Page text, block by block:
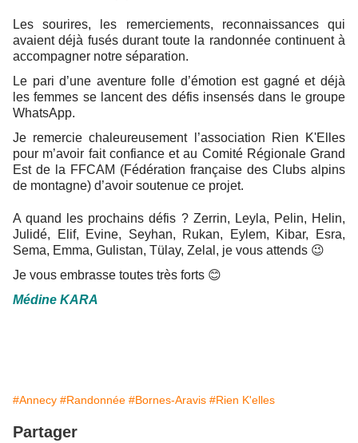
Les sourires, les remerciements, reconnaissances qui
avaient déjà fusés durant toute la randonnée continuent à
accompagner notre séparation.
Le pari d’une aventure folle d’émotion est gagné et déjà
les femmes se lancent des défis insensés dans le groupe
WhatsApp.
Je remercie chaleureusement l’association
Rien K'Elles
pour m’avoir fait confiance et au Comité Régionale Grand
Est de la FFCAM (Fédération française des Clubs alpins
de montagne) d’avoir soutenue ce projet.
A quand les prochains défis ? Zerrin, Leyla, Pelin, Helin,
Julidé, Elif, Evine, Seyhan, Rukan, Eylem, Kibar, Esra,
Sema, Emma, Gulistan, Tülay, Zelal, je vous attends 😉
Je vous embrasse toutes très forts 😊
Médine KARA
#Annecy #Randonnée #Bornes-Aravis #Rien K'elles
Partager